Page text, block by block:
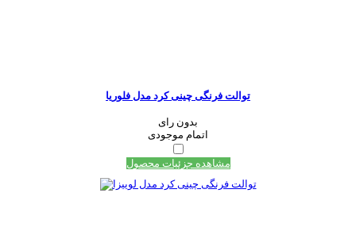
توالت فرنگی چینی کرد مدل فلوریا
بدون رای
اتمام موجودی
مشاهده جزئیات محصول